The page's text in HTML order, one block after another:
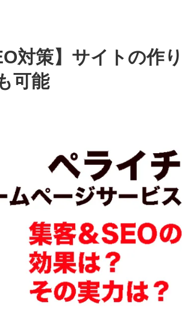
対策】サイトの作り
可能